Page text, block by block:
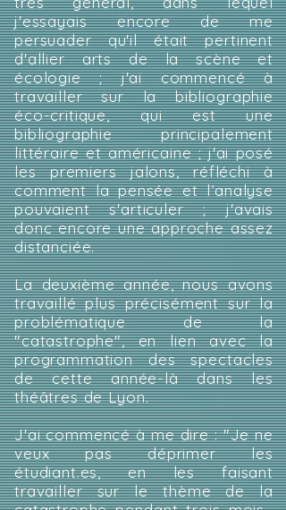
j'essayais encore de me
persuader qu'il était pertinent
d'allier arts de la scène et
écologie ; j'ai commencé à
travailler sur la bibliographie
éco-critique, qui est une
bibliographie principalement
littéraire et américaine ; j'ai posé
les premiers jalons, réfléchi à
comment la pensée et l’analyse
pouvaient s'articuler ; j'avais
donc encore une approche assez
distanciée.
La deuxième année, nous avons
travaillé plus précisément sur la
problématique de la
"catastrophe", en lien avec la
programmation des spectacles
de cette année-là dans les
théâtres de Lyon.
J'ai commencé à me dire : "Je ne
veux pas déprimer les
étudiant.es, en les faisant
travailler sur le thème de la